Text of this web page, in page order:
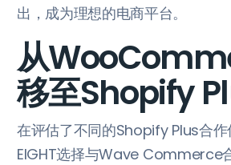
出，成为理想的电商平台。
从
移至Shopify
在评估了不同的Shopify Plus合作
EIGHT选择与Wave Commerce